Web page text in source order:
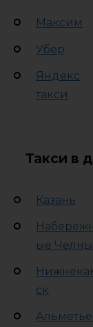
Максим
Убер
Яндекс
такси
Такси в
Казань
ые Челны
ск